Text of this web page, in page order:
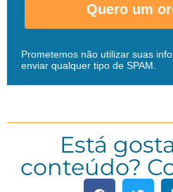
Quero um
Prometemos não utilizar suas
enviar qualquer tipo de SPAM.
Está
conteúdo?